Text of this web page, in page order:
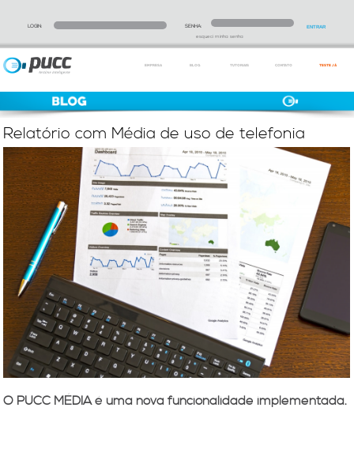
LOGIN:
SENHA:
esqueci minha senha
TESTE JÁ
CONTATO
TUTORIAIS
BLOG
EMPRESA
Relatório com Média de uso de telefonia
O PUCC MÉDIA é uma nova funcionalidade implementada.